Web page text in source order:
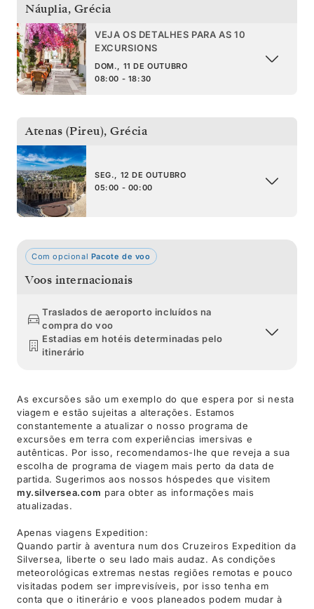
Náuplia, Grécia
VEJA OS DETALHES PARA AS 10
EXCURSIONS
DOM., 11 DE OUTUBRO
08:00 - 18:30
Atenas (Pireu), Grécia
SEG., 12 DE OUTUBRO
05:00 - 00:00
Com opcional Pacote de voo
Voos internacionais
Traslados de aeroporto incluídos na
compra do voo
Estadias em hotéis determinadas pelo
itinerário
As excursões são um exemplo do que espera por si nesta
viagem e estão sujeitas a alterações. Estamos
constantemente a atualizar o nosso programa de
excursões em terra com experiências imersivas e
autênticas. Por isso, recomendamos-lhe que reveja a sua
escolha de programa de viagem mais perto da data de
partida. Sugerimos aos nossos hóspedes que visitem
my.silversea.com para obter as informações mais
atualizadas.
Apenas viagens Expedition:
Quando partir à aventura num dos Cruzeiros Expedition da
Silversea, liberte o seu lado mais audaz. As condições
meteorológicas extremas nestas regiões remotas e pouco
visitadas podem ser imprevisíveis, por isso tenha em
conta que o itinerário e voos planeados podem mudar à